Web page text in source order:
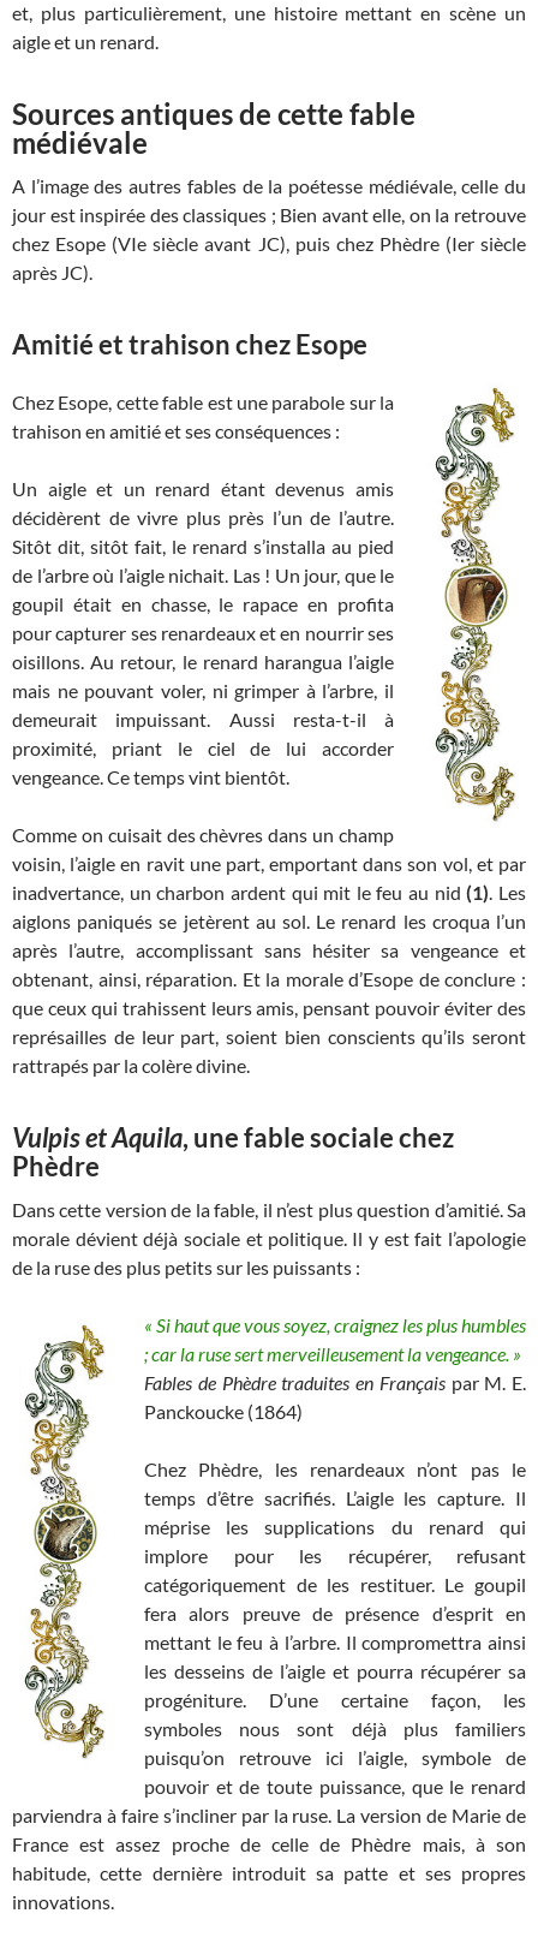
et, plus particulièrement, une histoire mettant en scène un
aigle et un renard.
Sources antiques de cette fable
médiévale
A l’image des autres fables de la poétesse médiévale, celle du
jour est inspirée des classiques ; Bien avant elle, on la retrouve
chez Esope (VIe siècle avant JC), puis chez Phèdre (Ier siècle
après JC).
Amitié et trahison chez Esope
Chez Esope, cette fable est une parabole sur la
trahison en amitié et ses conséquences :
Un aigle et un renard étant devenus amis
décidèrent de vivre plus près l’un de l’autre.
Sitôt dit, sitôt fait, le renard s’installa au pied
de l’arbre où l’aigle nichait. Las ! Un jour, que le
goupil était en chasse, le rapace en profita
pour capturer ses renardeaux et en nourrir ses
oisillons. Au retour, le renard harangua l’aigle
mais ne pouvant voler, ni grimper à l’arbre, il
demeurait impuissant. Aussi resta-t-il à
proximité, priant le ciel de lui accorder
vengeance. Ce temps vint bientôt.
Comme on cuisait des chèvres dans un champ
voisin, l’aigle en ravit une part, emportant dans son vol, et par
inadvertance, un charbon ardent qui mit le feu au nid(1). Les
aiglons paniqués se jetèrent au sol. Le renard les croqua l’un
après l’autre, accomplissant sans hésiter sa vengeance et
obtenant, ainsi, réparation. Et la morale d’Esope de conclure :
que ceux qui trahissent leurs amis, pensant pouvoir éviter des
représailles de leur part, soient bien conscients qu’ils seront
rattrapés par la colère divine.
Vulpis et Aquila, une fable sociale chez
Phèdre
Dans cette version de la fable, il n’est plus question d’amitié. Sa
morale dévient déjà sociale et politique. Il y est fait l’apologie
de la ruse des plus petits sur les puissants :
« Si haut que vous soyez, craignez les plus humbles
; car la ruse sert merveilleusement la vengeance. »
Fables de Phèdre traduites en Françaispar M. E.
Panckoucke (1864)
Chez Phèdre, les renardeaux n’ont pas le
temps d’être sacrifiés. L’aigle les capture. Il
méprise les supplications du renard qui
implore pour les récupérer, refusant
catégoriquement de les restituer. Le goupil
fera alors preuve de présence d’esprit en
mettant le feu à l’arbre. Il compromettra ainsi
les desseins de l’aigle et pourra récupérer sa
progéniture. D’une certaine façon, les
symboles nous sont déjà plus familiers
puisqu’on retrouve ici l’aigle, symbole de
pouvoir et de toute puissance, que le renard
parviendra à faire s’incliner par la ruse. La version de Marie de
France est assez proche de celle de Phèdre mais, à son
habitude, cette dernière introduit sa patte et ses propres
innovations.